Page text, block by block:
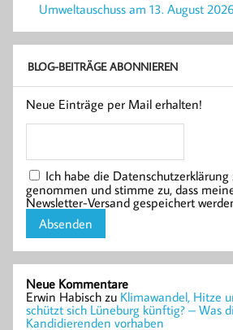
Umweltauschuss am 13. August 2026
BLOG-BEITRÄGE ABONNIEREN
Neue Einträge per Mail erhalten!
Ich habe die
genommen und stimme zu, dass
Newsletter-Versand gespeichert
Neue Kommentare
Erwin Habisch zu Klimawandel, Hitze
schützt sich Lüneburg künftig? – Was
Kandidierenden vorhaben